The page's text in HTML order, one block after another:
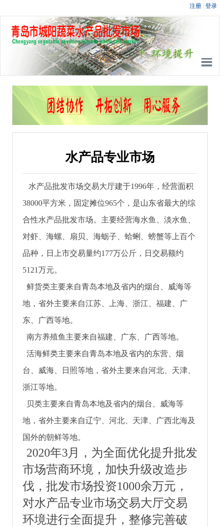
水产品专业市场
水产品批发市场交易大厅建于1996年，经营面积
38000平方米，固定摊位965个，是山东省最大的综
合性水产品批发市场。主要经营海水鱼、淡水鱼、
对虾、海螺、扇贝、海蛎子、蛤蜊、螃蟹等上百个
品种，日上市交易量约177万公斤，日交易额约
5121万元。
鲜货类主要来自青岛本地及省内的烟台、威海等
地，省外主要来自江苏、上海、浙江、福建、广
东、广西等地。
南方养殖鱼主要来自福建、广东、广西等地。
活海鲜类主要来自青岛本地及省内的东营、烟
台、威海、日照等地，省外主要来自河北、天津、
浙江等地。
贝类主要来自青岛本地及省内的烟台、威海等
地，省外主要来自辽宁、河北、天津、广西北海及
国外的朝鲜等地。
2020年3月，为全面优化提升批发
市场营商环境，加快升级改造步
伐，批发市场投资1000余万元，
对水产品专业市场交易大厅交易
环境进行全面提升，整修完善破